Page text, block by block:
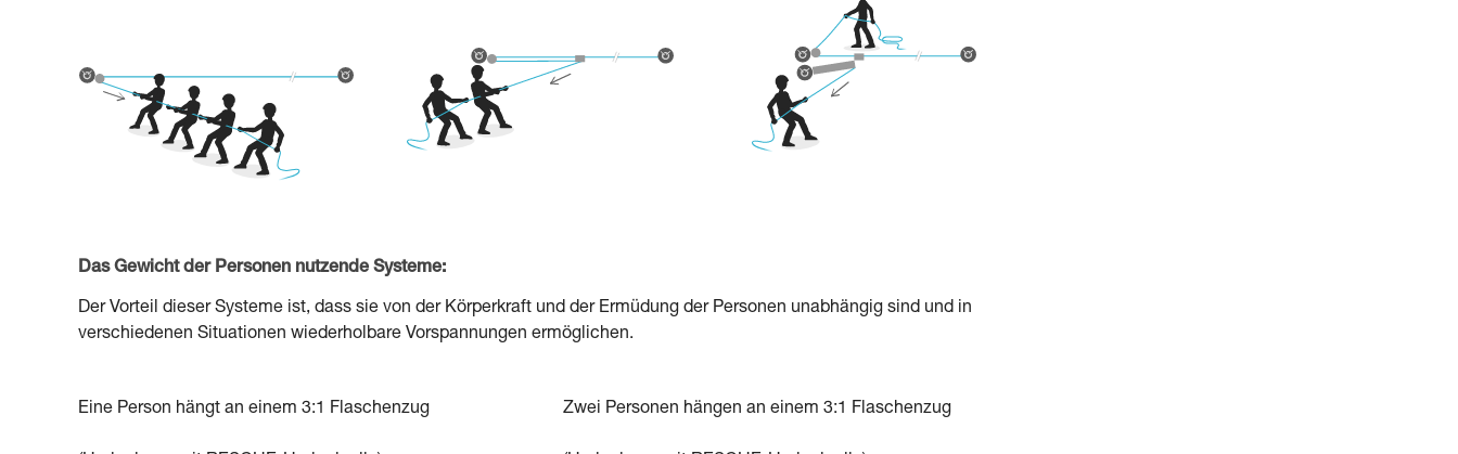
Das Gewicht der Personen nutzende Systeme:
Der Vorteil dieser Systeme ist, dass sie von der Körperkraft und der Ermüdung der Personen unabhängig sind und in
verschiedenen Situationen wiederholbare Vorspannungen ermöglichen.
Eine Person hängt an einem 3:1 Flaschenzug Zwei Personen hängen an einem 3:1 Flaschenzug